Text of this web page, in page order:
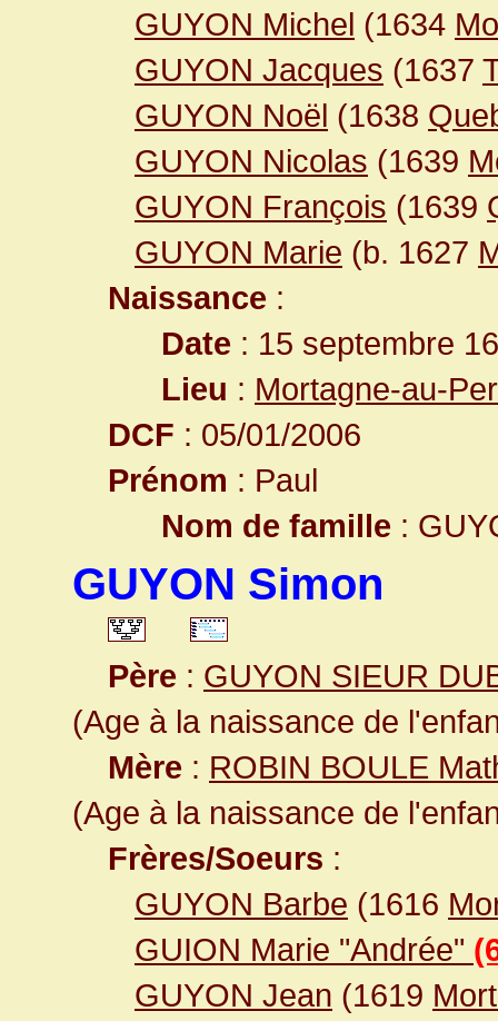
GUYON Michel (1634
GUYON Jacques (1637
GUYON Noël (1638
GUYON Nicolas (1639
GUYON François (1639
GUYON Marie (b. 1627
Naissance :
Date : 15 septembre
Lieu : Mortagne-au-
DCF : 05/01/2006
Prénom : Paul
Nom de famille :
GUYON Simon
Père : GUYON SIEUR
(Age à la naissance de
Mère : ROBIN BOULE
(Age à la naissance de
Frères/Soeurs :
GUYON Barbe (1616
GUION Marie "Andrée"
GUYON Jean (1619